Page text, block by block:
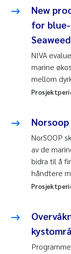
New
for blue-
NIVA
marine
mellom
Norsoop
NorSOOP
av de
bidra til å
håndtere